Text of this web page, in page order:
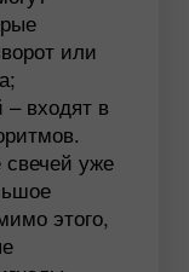
или
– входят в
уже
этого,